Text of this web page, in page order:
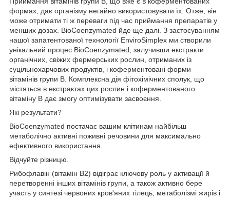
формах, дає організму негайно використовувати їх. Отже, він
може отримати ті ж переваги під час приймання препаратів у
менших дозах. BioCoenzymated йде ще далі. З застосуванням
нашої запатентованої технології EnviroSimplex ми створили
унікальний процес BioCoenzymated, залучивши екстракти
органічних, свіжих фермерських рослин, отриманих із
суцільнохарчових продуктів, і коферментовані форми
вітамінів групи B. Комплексна дія фітохімічних сполук, що
містяться в екстрактах цих рослин і коферментованого
вітаміну B дає змогу оптимізувати засвоєння.
Які результати?
BioCoenzymated постачає вашим клітинам найбільш
метаболічно активні поживні речовини для максимально
ефективного використання.
Відчуйте різницю.
Рибофлавін (вітамін B2) відіграє ключову роль у активації й
перетворенні інших вітамінів групи, а також активно бере
участь у синтезі червоних кров'яних тілець, метаболізмі жирів і